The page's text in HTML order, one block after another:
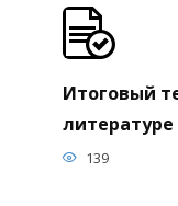
Итоговый
литературе
139